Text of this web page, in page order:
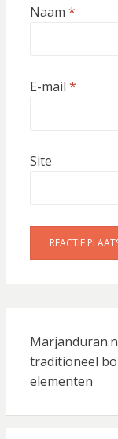
Naam *
E-mail *
Site
traditioneel
elementen